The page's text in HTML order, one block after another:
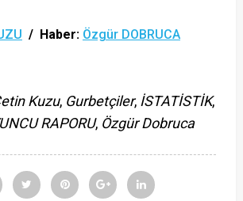
/ Haber: Özgür DOBRUCA
Kuzu, Gurbetçiler, İSTATİSTİK,
RAPORU, Özgür Dobruca